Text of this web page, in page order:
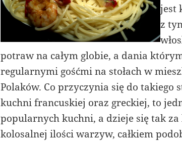
jest
z
potraw na całym globie, a dania
regularnymi gośćmi na stołach w
Polaków. Co przyczynia się do takiego
kuchni francuskiej oraz greckiej, to
popularnych kuchni, a dzieje się tak
kolosalnej ilości warzyw, całkiem